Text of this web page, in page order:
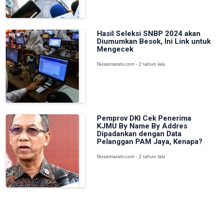
Hasil Seleksi SNBP 2024 akan
Diumumkan Besok, Ini Link untuk
Mengecek
Nusantaratv.com - 2 tahun lalu
Pemprov DKI Cek Penerima
KJMU By Name By Addres
Dipadankan dengan Data
Pelanggan PAM Jaya, Kenapa?
Nusantaratv.com - 2 tahun lalu